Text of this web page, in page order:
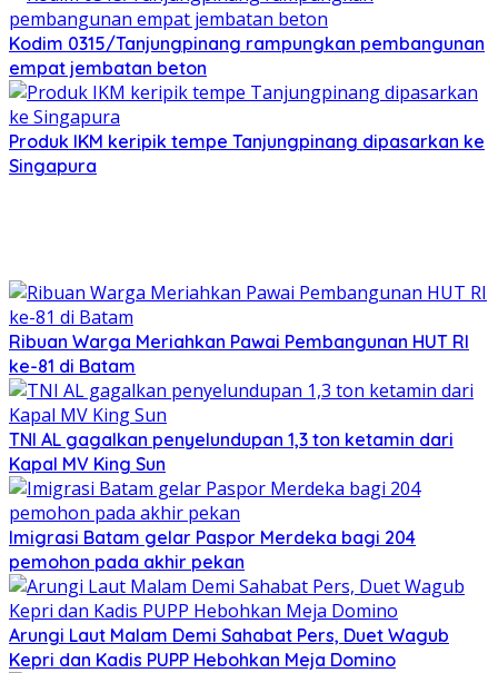
Kodim 0315/Tanjungpinang rampungkan pembangunan
empat jembatan beton
Produk IKM keripik tempe Tanjungpinang dipasarkan ke
Singapura
Ribuan Warga Meriahkan Pawai Pembangunan HUT RI
ke-81 di Batam
TNI AL gagalkan penyelundupan 1,3 ton ketamin dari
Kapal MV King Sun
Imigrasi Batam gelar Paspor Merdeka bagi 204
pemohon pada akhir pekan
Arungi Laut Malam Demi Sahabat Pers, Duet Wagub
Kepri dan Kadis PUPP Hebohkan Meja Domino